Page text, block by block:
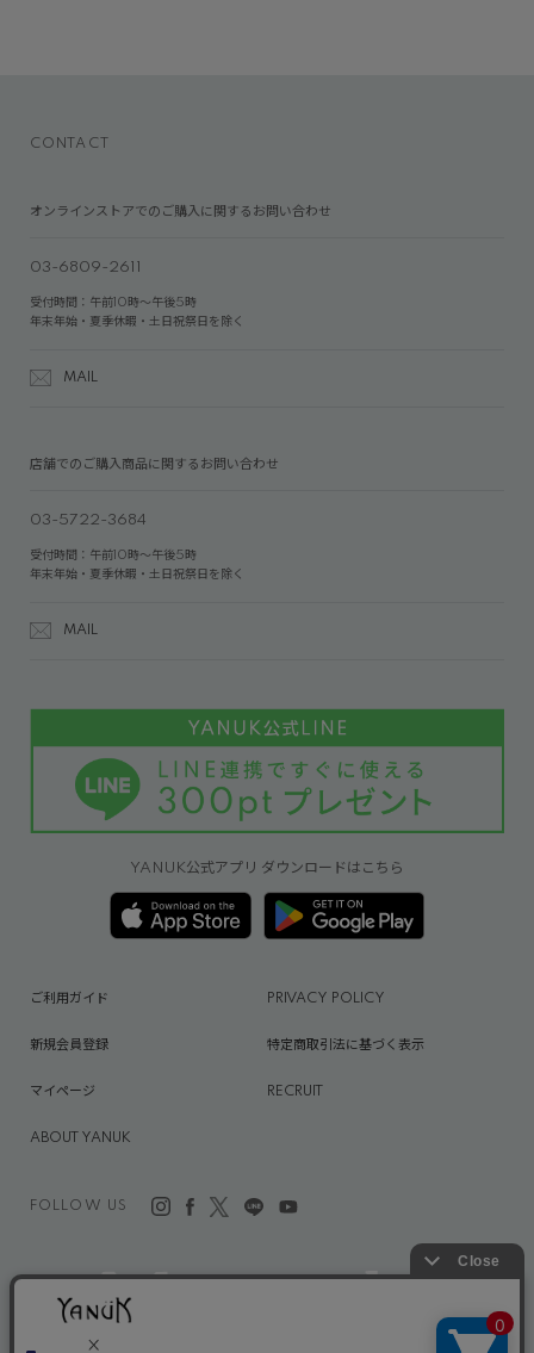
CONTACT
オンラインストアでのご購入に関するお問い合わせ
03-6809-2611
受付時間：午前10時～午後5時
年末年始・夏季休暇・土日祝祭日を除く
MAIL
店舗でのご購入商品に関するお問い合わせ
03-5722-3684
受付時間：午前10時～午後5時
年末年始・夏季休暇・土日祝祭日を除く
MAIL
YANUK公式アプリ ダウンロードはこちら
FOLLOW US
ご利用ガイド PRIVACY POLICY
新規会員登録 特定商取引法に基づく表示
マイページ RECRUIT
ABOUT YANUK